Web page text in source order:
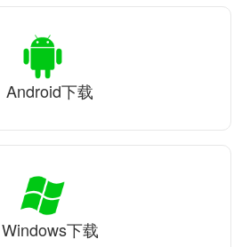
Android下载
Windows下载